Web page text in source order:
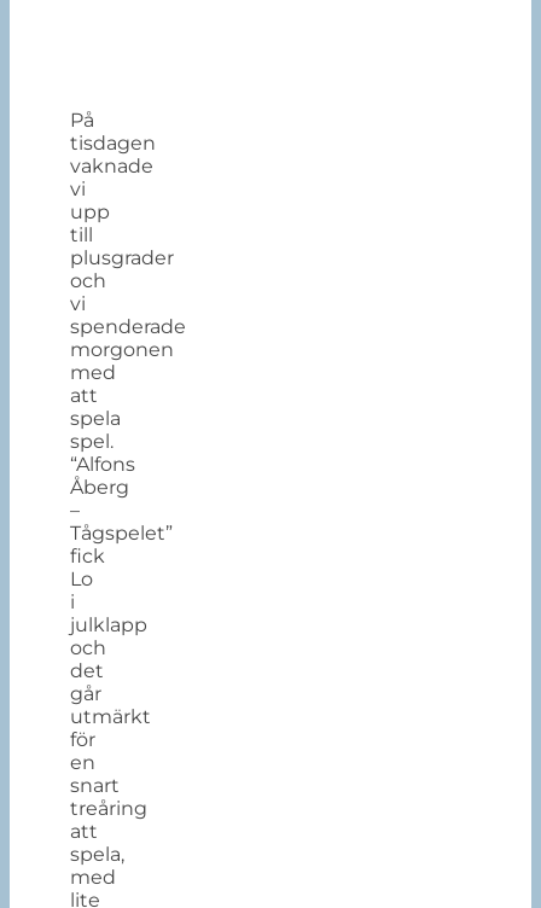
På
tisdagen
vaknade
vi
upp
till
plusgrader
och
vi
spenderade
morgonen
med
att
spela
spel.
“Alfons
Åberg
–
Tågspelet”
fick
Lo
i
julklapp
och
det
går
utmärkt
för
en
snart
treåring
att
spela,
med
lite